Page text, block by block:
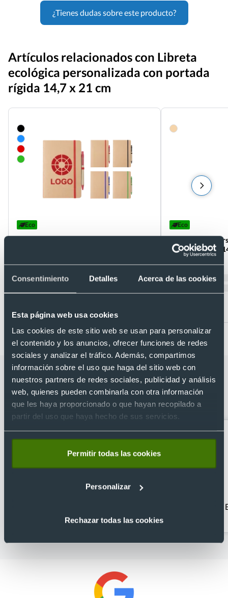
Consentimiento Detalles Acerca de las cookies
Esta página web usa cookies
Las cookies de este sitio web se usan para personalizar
el contenido y los anuncios, ofrecer funciones de redes
sociales y analizar el tráfico. Además, compartimos
información sobre el uso que haga del sitio web con
nuestros partners de redes sociales, publicidad y análisis
web, quienes pueden combinarla con otra información
que les haya proporcionado o que hayan recopilado a
partir del uso que haya hecho de sus servicios.
Permitir todas las cookies
Personalizar
Rechazar todas las cookies
¿Tienes dudas sobre este producto?
Artículos relacionados con Libreta
ecológica personalizada con portada
rígida 14,7 x 21 cm
Eco Eco
Bloc notas A5
hierba reciclada
Ref. 8820943
Categorías relacionadas con Libreta
ecológica personalizada con portada
rígida 14,7 x 21 cm
2026